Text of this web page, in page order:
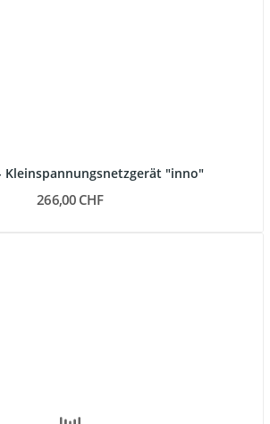
Kleinspannungsnetzgerät "inno"
266,00 CHF